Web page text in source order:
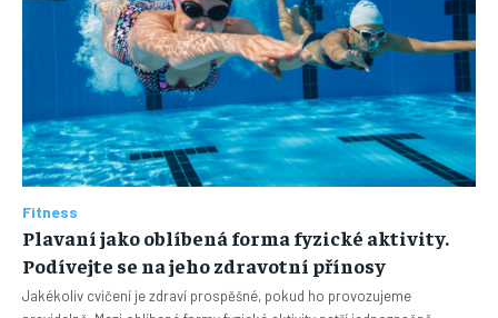
Fitness
Plavaní jako oblíbená forma fyzické aktivity.
Podívejte se na jeho zdravotní přínosy
Jakékoliv cvičení je zdraví prospěšné, pokud ho provozujeme